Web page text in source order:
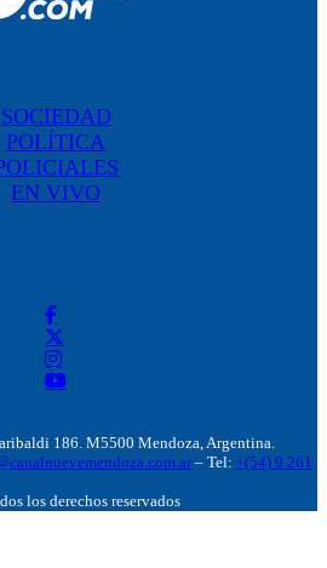
SOCIEDAD
POLÍTICA
EN VIVO
186. M5500 Mendoza, Argentina.
– Tel: +(54) 9 261
los derechos reservados